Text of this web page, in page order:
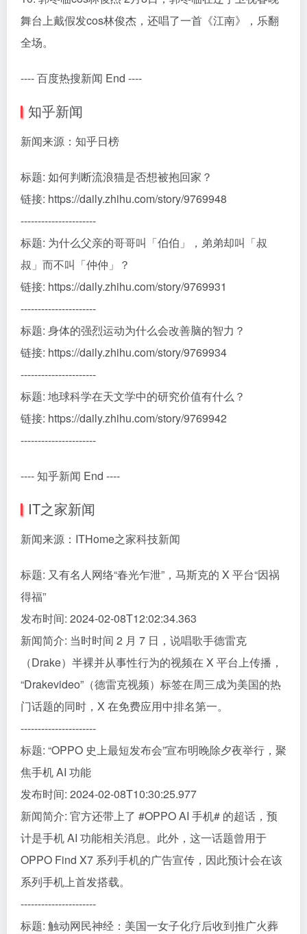
舞台上戴假发cos林俊杰，还唱了一首《江南》，乐翻
全场。
---- 百度热搜新闻 End ----
知乎新闻
新闻来源：知乎日榜
标题: 如何判断流浪猫是否想被抱回家？
链接: https://daily.zhihu.com/story/9769948
----------------------
标题: 为什么父亲的哥哥叫「伯伯」，弟弟却叫「叔
叔」而不叫「仲仲」？
链接: https://daily.zhihu.com/story/9769931
----------------------
标题: 身体的强烈运动为什么会改善脑的智力？
链接: https://daily.zhihu.com/story/9769934
----------------------
标题: 地球科学在天文学中的研究价值有什么？
链接: https://daily.zhihu.com/story/9769942
----------------------
---- 知乎新闻 End ----
IT之家新闻
新闻来源：ITHome之家科技新闻
标题: 又有名人网络“春光乍泄”，马斯克的 X 平台“因祸
得福”
发布时间: 2024-02-08T12:02:34.363
新闻简介: 当时时间 2 月 7 日，说唱歌手德雷克
（Drake）半裸并从事性行为的视频在 X 平台上传播，
“Drakevideo”（德雷克视频）标签在周三成为美国的热
门话题的同时，X 在免费应用中排名第一。
----------------------
标题: “OPPO 史上最短发布会”宣布明晚除夕夜举行，聚
焦手机 AI 功能
发布时间: 2024-02-08T10:30:25.977
新闻简介: 官方还带上了 #OPPO AI 手机# 的超话，预
计是手机 AI 功能相关消息。此外，这一话题曾用于
OPPO Find X7 系列手机的广告宣传，因此预计会在该
系列手机上首发搭载。
----------------------
标题: 触动网民神经：美国一女子化疗后收到推广火葬